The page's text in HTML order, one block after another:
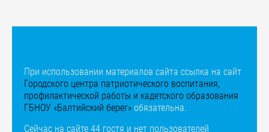
При использовании материалов сайта ссылка на сайт
Городского центра патриотического воспитания,
профилактической работы и кадетского образования
ГБНОУ «Балтийский берег» обязательна.
Сейчас на сайте 44 гостя и нет пользователей